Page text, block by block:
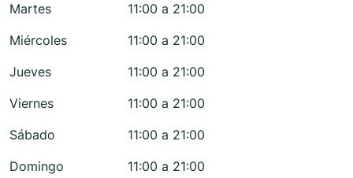
Martes
11:00 a 21:00
Miércoles
11:00 a 21:00
Jueves
11:00 a 21:00
Viernes
11:00 a 21:00
Sábado
11:00 a 21:00
Domingo
11:00 a 21:00